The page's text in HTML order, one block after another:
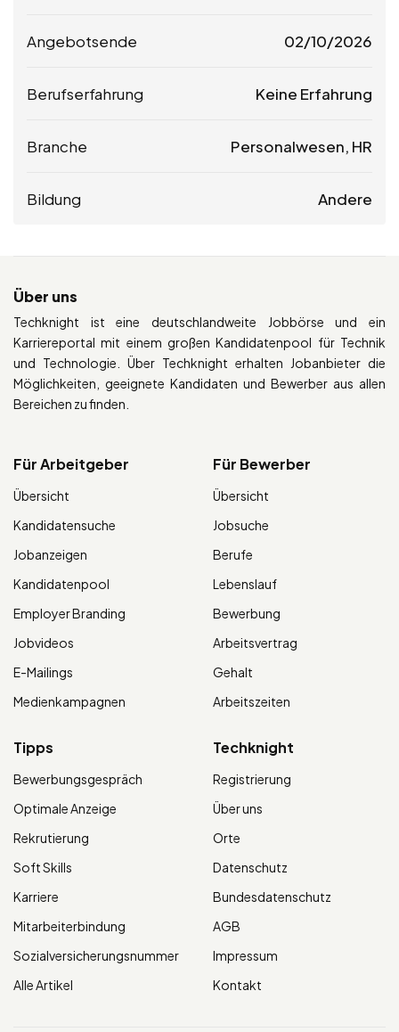
Angebotsende 02/10/2026
Berufserfahrung Keine Erfahrung
Branche Personalwesen, HR
Bildung Andere
Über uns
Techknight ist eine deutschlandweite Jobbörse und ein
Karriereportal mit einem großen Kandidatenpool für Technik
und Technologie. Über Techknight erhalten Jobanbieter die
Möglichkeiten, geeignete Kandidaten und Bewerber aus allen
Bereichen zu finden.
Für Arbeitgeber
Übersicht
Kandidatensuche
Jobanzeigen
Kandidatenpool
Employer Branding
Jobvideos
E-Mailings
Medienkampagnen
Für Bewerber
Übersicht
Jobsuche
Berufe
Lebenslauf
Bewerbung
Arbeitsvertrag
Gehalt
Arbeitszeiten
Tipps
Bewerbungsgespräch
Optimale Anzeige
Rekrutierung
Soft Skills
Karriere
Mitarbeiterbindung
Sozialversicherungsnummer
Alle Artikel
Techknight
Registrierung
Über uns
Orte
Datenschutz
Bundesdatenschutz
AGB
Impressum
Kontakt